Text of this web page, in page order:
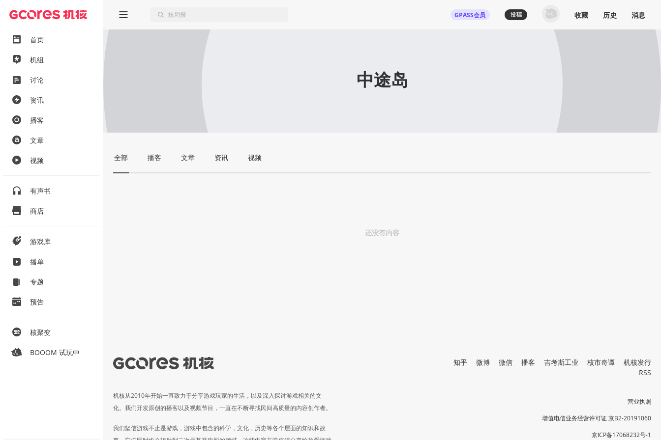
首页
机组
讨论
资讯
播客
文章
视频
有声书
商店
游戏库
播单
专题
预告
核聚变
BOOOM 试玩中
GPASS会员 收藏 历史 消息
中途岛
全部 播客 文章 资讯 视频
还没有内容
机核从2010年开始一直致力于分享游戏玩家的生活，以及深入探讨游戏相关的文
化。我们开发原创的播客以及视频节目，一直在不断寻找民间高质量的内容创作者。
我们坚信游戏不止是游戏，游戏中包含的科学，文化，历史等各个层面的知识和故
知乎 微博 微信 播客 吉考斯工业 核市奇谭
机核发行
RSS
营业执照
增值电信业务经营许可证 京B2-20191060
京ICP备17068232号-1